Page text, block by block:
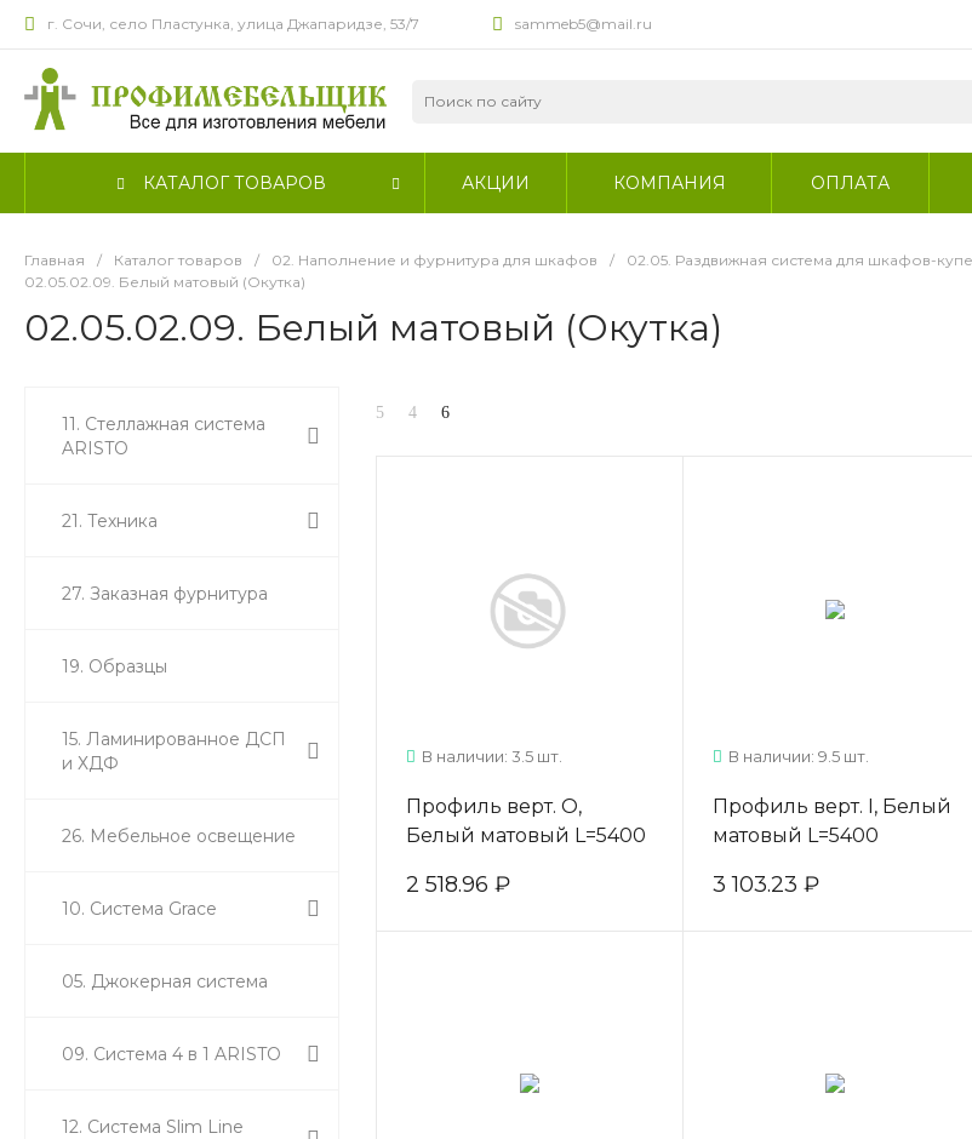
г. Сочи, село Пластунка, улица Джапаридзе, 53/7 sammeb5@mail.ru
КАТАЛОГ ТОВАРОВ АКЦИИ КОМПАНИЯ ОПЛАТА
Главная / Каталог товаров / 02. Наполнение и фурнитура для шкафов / 02.05. Раздвижная система для шкафов-купе
02.05.02.09. Белый матовый (Окутка)
02.05.02.09. Белый матовый (Окутка)
11. Стеллажная система
ARISTO
21. Техника
27. Заказная фурнитура
19. Образцы
15. Ламинированное ДСП
и ХДФ
26. Мебельное освещение
10. Система Grace
05. Джокерная система
09. Система 4 в 1 ARISTO
12. Система Slim Line
В наличии: 3.5 шт.
Профиль верт. О,
Белый матовый L=5400
2 518.96 ₽
В наличии: 9.5 шт.
Профиль верт. I, Белый
матовый L=5400
3 103.23 ₽